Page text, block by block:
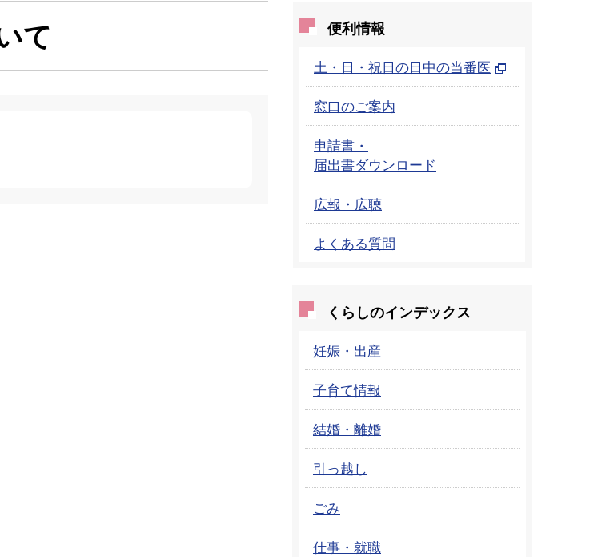
て 便利情報
土・日・祝日の日中の当番医
窓口のご案内
申請書・
届出書ダウンロード
広報・広聴
よくある質問
くらしのインデックス
妊娠・出産
子育て情報
結婚・離婚
引っ越し
ごみ
仕事・就職